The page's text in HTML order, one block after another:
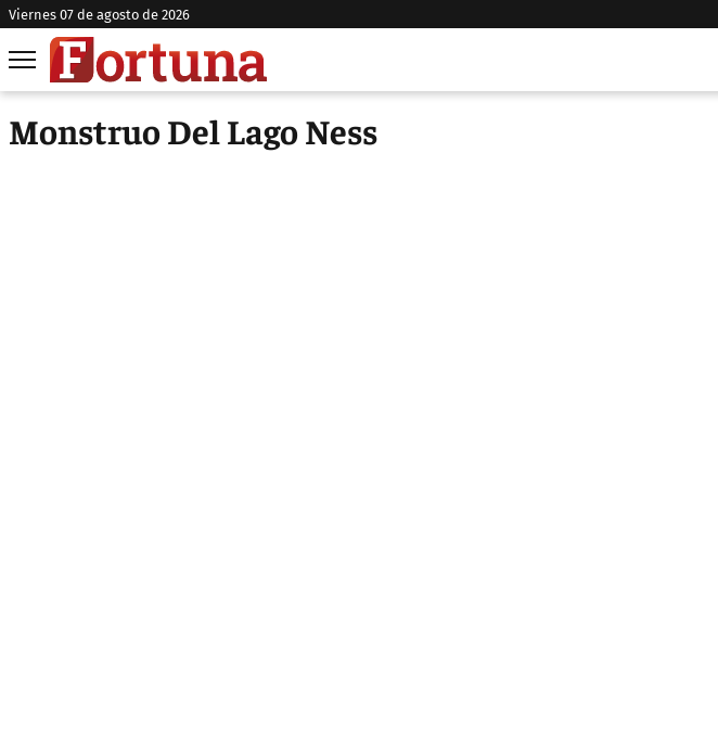
viernes 07 de agosto de 2026
Monstruo Del Lago Ness